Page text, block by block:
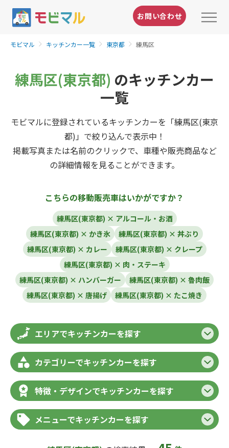
お問い合わせ
モビマル キッチンカー一覧 東京都 練馬区
練馬区(東京都) のキッチンカー
一覧
モビマルに登録されているキッチンカーを「練馬区(東京
都)」で絞り込んで表示中！
掲載写真または名前のクリックで、車種や販売商品など
の詳細情報を見ることができます。
こちらの移動販売車はいかがですか？
練馬区(東京都) × アルコール・お酒
練馬区(東京都) × かき氷
練馬区(東京都) × 丼ぶり
練馬区(東京都) × カレー
練馬区(東京都) × クレープ
練馬区(東京都) × 肉・ステーキ
練馬区(東京都) × ハンバーガー
練馬区(東京都) × 魯肉飯
練馬区(東京都) × 唐揚げ
練馬区(東京都) × たこ焼き
エリアでキッチンカーを探す
カテゴリーでキッチンカーを探す
特徴・デザインでキッチンカーを探す
メニューでキッチンカーを探す